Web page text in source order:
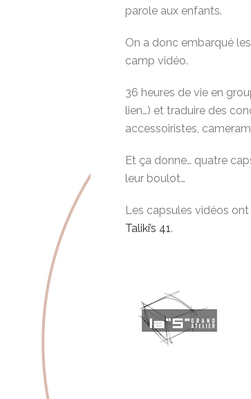
parole aux enfants.
On a donc embarqué
camp vidéo.
36 heures de vie en
lien…) et traduire des
accessoiristes,
Et ça donne… quatre
leur boulot…
Les capsules vidéos
Taliki’s 41.